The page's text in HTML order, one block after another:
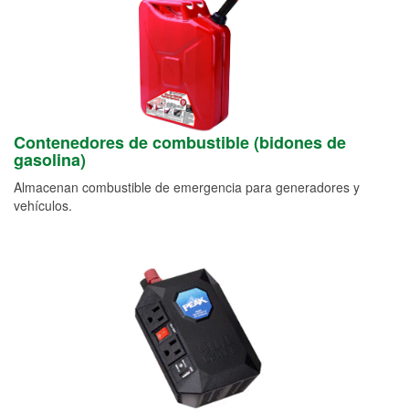
Contenedores de combustible (bidones de
gasolina)
Almacenan combustible de emergencia para generadores y
vehículos.